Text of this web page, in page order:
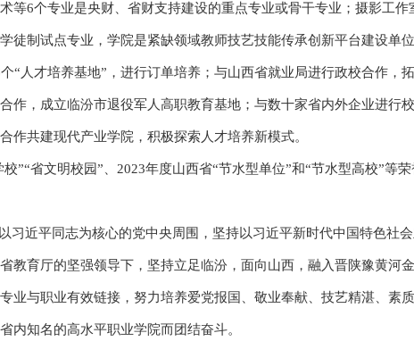
等6个专业是央财、省财支持建设的重点专业或骨干专业；摄影工作
徒制试点专业，学院是紧缺领域教师技艺技能传承创新平台建设单位
“人才培养基地”，进行订单培养；与山西省就业局进行政校合作，
作，成立临汾市退役军人高职教育基地；与数十家省内外企业进行
作共建现代产业学院，积极探索人才培养新模式。
省文明校园”、2023年度山西省“节水型单位”和“节水型高校”等荣
近平同志为核心的党中央周围，坚持以习近平新时代中国特色社
教育厅的坚强领导下，坚持立足临汾，面向山西，融入晋陕豫黄河
业与职业有效链接，努力培养爱党报国、敬业奉献、技艺精湛、素
内知名的高水平职业学院而团结奋斗。